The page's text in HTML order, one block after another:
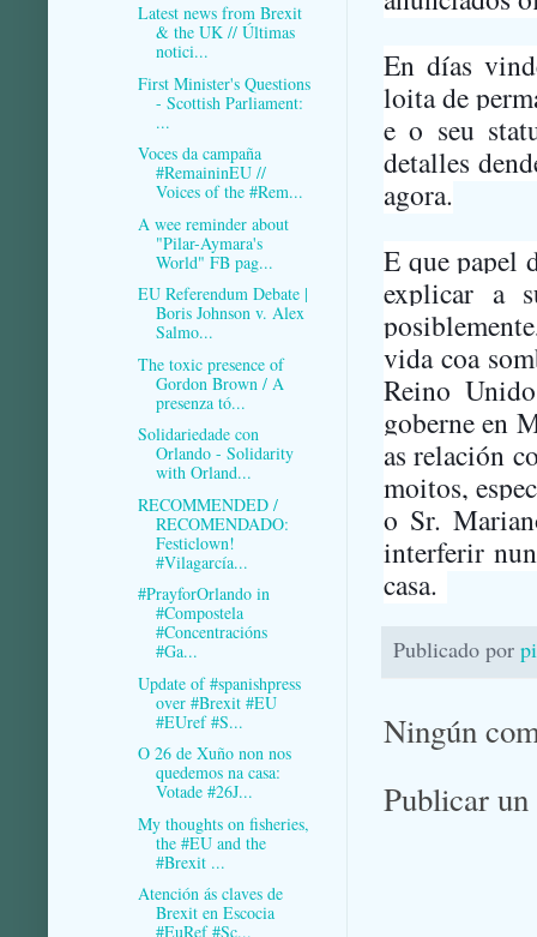
En días
loita de
e o seu
detalles
agora.
E que papel
explicar a
vida coa
Reino
goberne en
as relación
moitos,
o Sr.
interferir
casa.
Publicado por
Ningún
Publicar
Latest news from Brexit
& the UK // Últimas
notici...
First Minister's Questions
- Scottish Parliament:
...
Voces da campaña
#RemaininEU //
Voices of the #Rem...
A wee reminder about
"Pilar-Aymara's
World" FB pag...
EU Referendum Debate |
Boris Johnson v. Alex
Salmo...
The toxic presence of
Gordon Brown / A
presenza tó...
Solidariedade con
Orlando - Solidarity
with Orland...
RECOMMENDED /
RECOMENDADO:
Festiclown!
#Vilagarcía...
#PrayforOrlando in
#Compostela
#Concentracións
#Ga...
Update of #spanishpress
over #Brexit #EU
#EUref #S...
O 26 de Xuño non nos
quedemos na casa:
Votade #26J...
My thoughts on fisheries,
the #EU and the
#Brexit ...
Atención ás claves de
Brexit en Escocia
#EuRef #Sc...